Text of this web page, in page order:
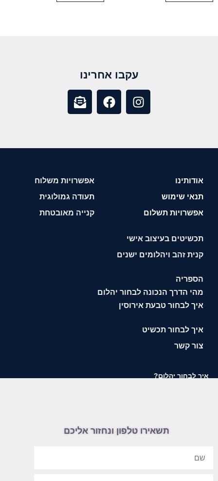
עקבו אחרינו
אודותינו
תנאי שימוש
אפשרויות תשלום
אפשרויות משלוח
תעודה גמולוגית
קנייה מאובטחת
תכשיטים בעיצוב אישי
קנית זהב ויהלומים ישנים
הספריה
מהי הדרך הנכונה לבחור יהלום
איך לבחור טבעת אירוסין
איך לבחור תכשיט
צור קשר
איך לבחור יהלום?
תשאירו טלפון ונחזור אליכם